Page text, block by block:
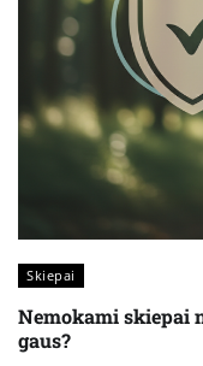
Skiepai
Nemokami skiepai
gaus?